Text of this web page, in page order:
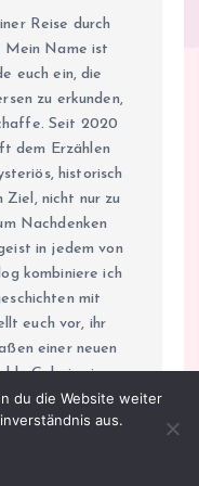
Reise durch
Mein Name ist
euch ein, die
zu erkunden,
Seit 2020
dem Erzählen
historisch
Ziel, nicht nur zu
Nachdenken
in jedem von
kombiniere ich
mit
euch vor, ihr
einer neuen
Geheimnisse,
verborgen
Blog ist so
jeden Krimi-
gleichzeitig die
du die Website weiter
aus.